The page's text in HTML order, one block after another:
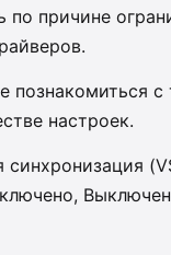
по причине
с
настроек.
синхронизация